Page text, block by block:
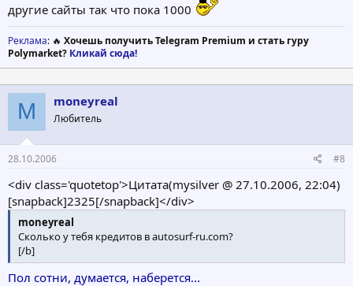
другие сайты так что пока 1000
Реклама: 🔥 Хочешь получить Telegram Premium и стать гуру
Polymarket? Кликай сюда!
M moneyreal
Любитель
28.10.2006 #8
<div class='quotetop'>Цитата(mysilver @ 27.10.2006, 22:04)
[snapback]2325[/snapback]</div>
moneyreal
Сколько у тебя кредитов в autosurf-ru.com?
[/b]
Пол сотни, думается, наберется...